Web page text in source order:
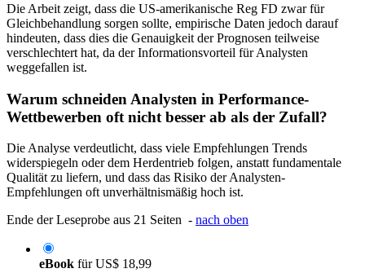
Die Arbeit zeigt, dass die US-amerikanische Reg FD zwar für
Gleichbehandlung sorgen sollte, empirische Daten jedoch darauf
hindeuten, dass dies die Genauigkeit der Prognosen teilweise
verschlechtert hat, da der Informationsvorteil für Analysten
weggefallen ist.
Warum schneiden Analysten in Performance-
Wettbewerben oft nicht besser ab als der Zufall?
Die Analyse verdeutlicht, dass viele Empfehlungen Trends
widerspiegeln oder dem Herdentrieb folgen, anstatt fundamentale
Qualität zu liefern, und dass das Risiko der Analysten-
Empfehlungen oft unverhältnismäßig hoch ist.
Ende der Leseprobe aus 21 Seiten - nach oben
eBook fürUS$ 18,99